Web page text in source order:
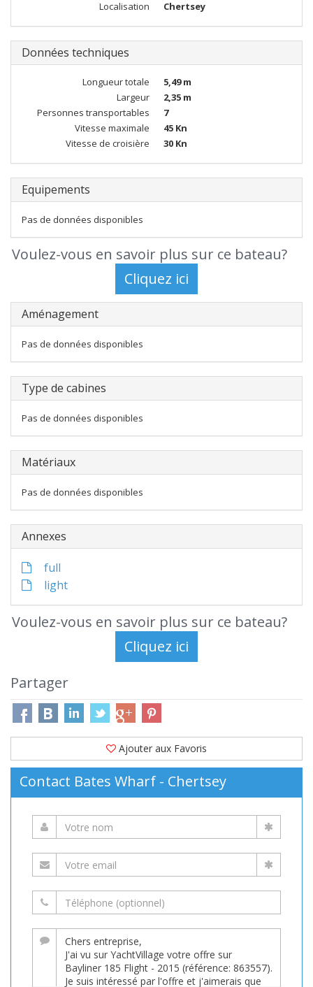
Localisation Chertsey
Données techniques
Longueur totale
5,49 m
Largeur
2,35 m
Personnes transportables
7
Vitesse maximale
45 Kn
Vitesse de croisière
30 Kn
Equipements
Pas de données disponibles
Voulez-vous en savoir plus sur ce bateau?
Aménagement
Pas de données disponibles
Type de cabines
Pas de données disponibles
Matériaux
Pas de données disponibles
Annexes
full
light
Voulez-vous en savoir plus sur ce bateau?
Partager
Ajouter aux Favoris
Contact Bates Wharf - Chertsey